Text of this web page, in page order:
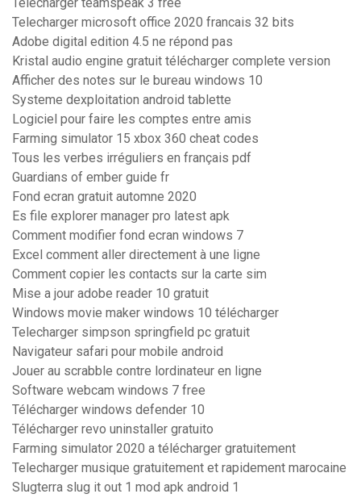
Telecharger teamspeak 3 free
Telecharger microsoft office 2020 francais 32 bits
Adobe digital edition 4.5 ne répond pas
Kristal audio engine gratuit télécharger complete version
Afficher des notes sur le bureau windows 10
Systeme dexploitation android tablette
Logiciel pour faire les comptes entre amis
Farming simulator 15 xbox 360 cheat codes
Tous les verbes irréguliers en français pdf
Guardians of ember guide fr
Fond ecran gratuit automne 2020
Es file explorer manager pro latest apk
Comment modifier fond ecran windows 7
Excel comment aller directement à une ligne
Comment copier les contacts sur la carte sim
Mise a jour adobe reader 10 gratuit
Windows movie maker windows 10 télécharger
Telecharger simpson springfield pc gratuit
Navigateur safari pour mobile android
Jouer au scrabble contre lordinateur en ligne
Software webcam windows 7 free
Télécharger windows defender 10
Télécharger revo uninstaller gratuito
Farming simulator 2020 a télécharger gratuitement
Telecharger musique gratuitement et rapidement marocaine
Slugterra slug it out 1 mod apk android 1